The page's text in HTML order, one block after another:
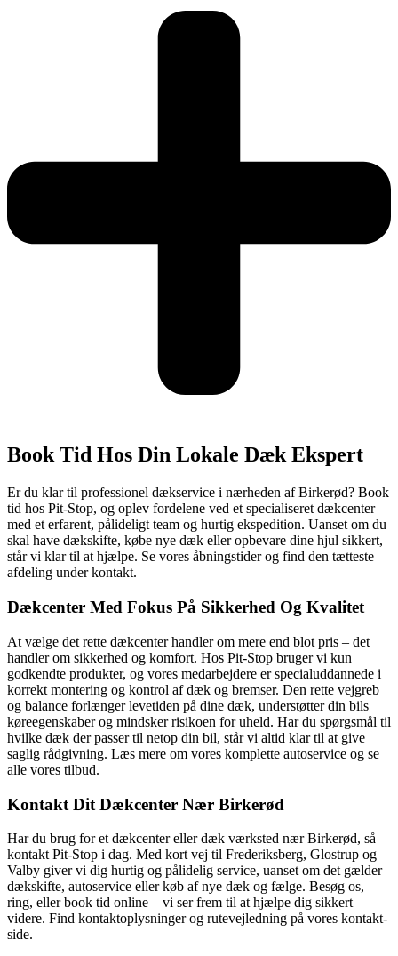
Book Tid Hos Din Lokale Dæk Ekspert
Er du klar til professionel dækservice i nærheden af Birkerød? Book
tid hos Pit-Stop, og oplev fordelene ved et specialiseret dækcenter
med et erfarent, pålideligt team og hurtig ekspedition. Uanset om du
skal have dækskifte, købe nye dæk eller opbevare dine hjul sikkert,
står vi klar til at hjælpe. Se vores åbningstider og find den tætteste
afdeling under kontakt.
Dækcenter Med Fokus På Sikkerhed Og Kvalitet
At vælge det rette dækcenter handler om mere end blot pris – det
handler om sikkerhed og komfort. Hos Pit-Stop bruger vi kun
godkendte produkter, og vores medarbejdere er specialuddannede i
korrekt montering og kontrol af dæk og bremser. Den rette vejgreb
og balance forlænger levetiden på dine dæk, understøtter din bils
køreegenskaber og mindsker risikoen for uheld. Har du spørgsmål til
hvilke dæk der passer til netop din bil, står vi altid klar til at give
saglig rådgivning. Læs mere om vores komplette autoservice og se
alle vores tilbud.
Kontakt Dit Dækcenter Nær Birkerød
Har du brug for et dækcenter eller dæk værksted nær Birkerød, så
kontakt Pit-Stop i dag. Med kort vej til Frederiksberg, Glostrup og
Valby giver vi dig hurtig og pålidelig service, uanset om det gælder
dækskifte, autoservice eller køb af nye dæk og fælge. Besøg os,
ring, eller book tid online – vi ser frem til at hjælpe dig sikkert
videre. Find kontaktoplysninger og rutevejledning på vores kontakt-
side.